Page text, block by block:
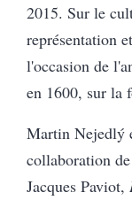
2015. Sur le
représentation
l'occasion de
en 1600, sur la
Martin Nejedlý
collaboration
Jacques Paviot,